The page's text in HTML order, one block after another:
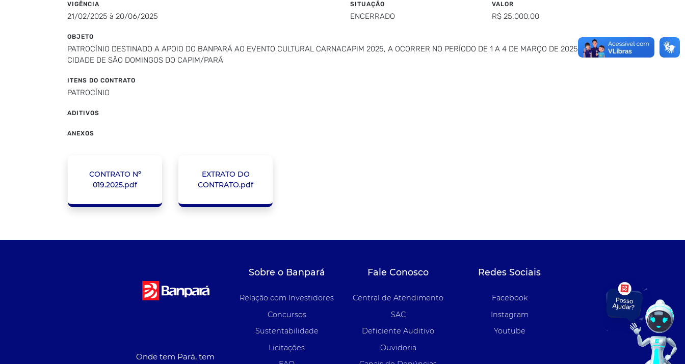
VIGÊNCIA
21/02/2025 à 20/06/2025
SITUAÇÃO
ENCERRADO
VALOR
R$ 25.000,00
OBJETO
PATROCÍNIO DESTINADO A APOIO DO BANPARÁ AO EVENTO CULTURAL CARNACAPIM 2025, A OCORRER NO PERÍODO DE 1 A 4 DE MARÇO DE 2025, NA
CIDADE DE SÃO DOMINGOS DO CAPIM/PARÁ
ITENS DO CONTRATO
PATROCÍNIO
ADITIVOS
ANEXOS
CONTRATO Nº
019.2025.pdf
EXTRATO DO
CONTRATO.pdf
Onde tem Pará, tem
Sobre o Banpará
Relação com Investidores
Concursos
Sustentabilidade
Licitações
Fale Conosco
Central de Atendimento
SAC
Deficiente Auditivo
Ouvidoria
Redes Sociais
Facebook
Instagram
Youtube